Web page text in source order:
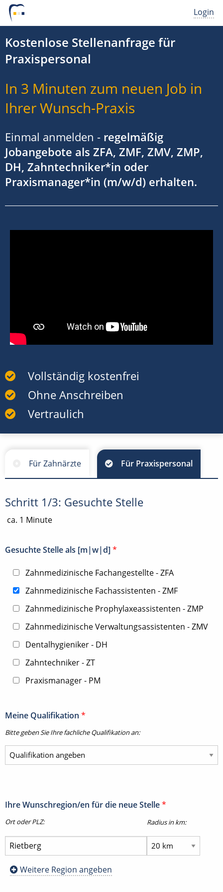
Login
Kostenlose Stellenanfrage für
Praxispersonal
In 3 Minuten zum neuen Job in
Ihrer Wunsch-Praxis
Einmal anmelden - regelmäßig
Jobangebote als ZFA, ZMF, ZMV, ZMP,
DH, Zahntechniker*in oder
Praxismanager*in (m/w/d) erhalten.
Vollständig kostenfrei
Ohne Anschreiben
Vertraulich
Für Zahnärzte Für Praxispersonal
Schritt 1/3: Gesuchte Stelle
ca. 1 Minute
Gesuchte Stelle als [m|w|d] *
Zahnmedizinische Fachangestellte - ZFA
Zahnmedizinische Fachassistenten - ZMF
Zahnmedizinische Prophylaxeassistenten - ZMP
Zahnmedizinische Verwaltungsassistenten - ZMV
Dentalhygieniker - DH
Zahntechniker - ZT
Praxismanager - PM
Meine Qualifikation *
Bitte geben Sie Ihre fachliche Qualifikation an:
Ihre Wunschregion/en für die neue Stelle*
Ort oder PLZ: Radius in km:
Weitere Region angeben